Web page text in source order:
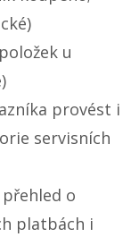
u
provést i
servisních
o
platbách i